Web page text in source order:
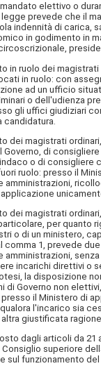
elettivo o
prevede che il
indennità di carica,
in godimento in
in ruolo dei
in ruolo: con
ad un ufficio
o dell'udienza
gli uffici giudiziari
dei magistrati
di
o di
ruolo: presso il
amministrazioni,
dei magistrati
per
o di un ministero,
comma 1, prevede
incarichi direttivi o
la disposizione
di Governo non
il Ministero di
l'incarico sia
giustificata ragione.
dagli articoli da 21
superiore
sul funzionamento